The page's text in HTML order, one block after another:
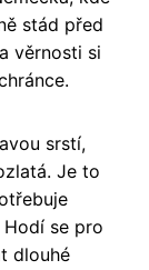
stád před
věrnosti si
srstí,
Je to
se pro
dlouhé